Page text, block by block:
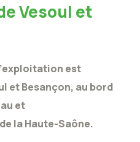
Vesoul et
est
et Besançon, au bord
et
la Haute-Saône.